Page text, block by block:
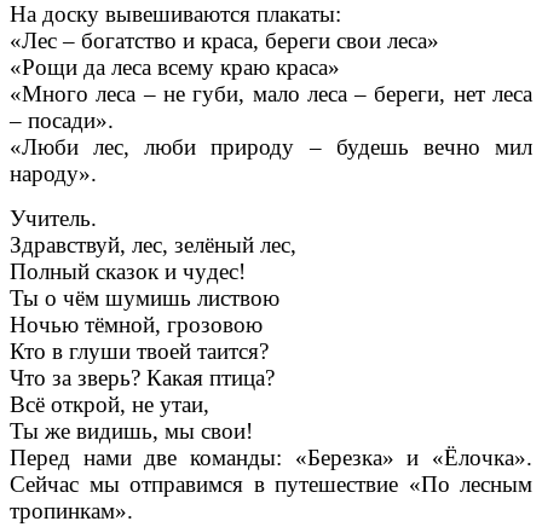
На доску вывешиваются плакаты:
«Лес – богатство и краса, береги свои леса»
«Рощи да леса всему краю краса»
«Много леса – не губи, мало леса – береги, нет леса
– посади».
«Люби лес, люби природу – будешь вечно мил
народу».
Учитель.
Здравствуй, лес, зелёный лес,
Полный сказок и чудес!
Ты о чём шумишь листвою
Ночью тёмной, грозовою
Кто в глуши твоей таится?
Что за зверь? Какая птица?
Всё открой, не утаи,
Ты же видишь, мы свои!
Перед нами две команды: «Березка» и «Ёлочка».
Сейчас мы отправимся в путешествие «По лесным
тропинкам».